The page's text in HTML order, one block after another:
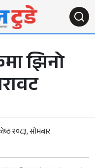
झिनो
२०८३, सोमबार